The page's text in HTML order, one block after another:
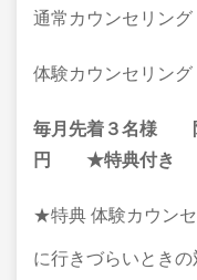
通常カウンセリン
体験カウンセリ
毎月先着 ３名様
円 ★特典付き
★特典 体験カウン
に行きづらいときの